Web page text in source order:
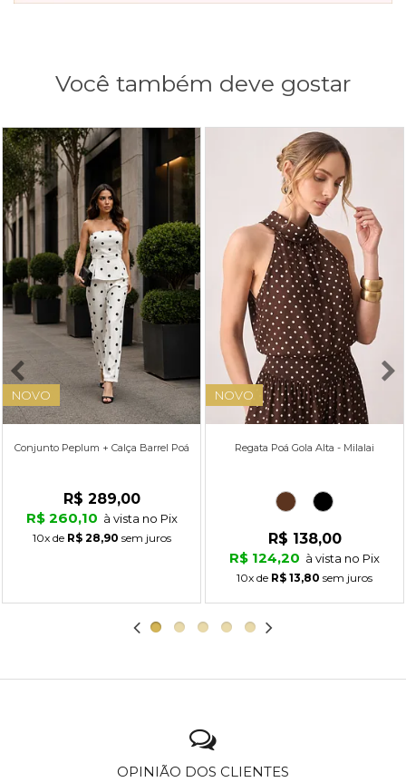
Você também deve gostar
NOVO
Conjunto Peplum + Calça Barrel Poá
R$ 289,00
R$ 260,10 à vista no Pix
10xde R$ 28,90 sem juros
NOVO
Regata Poá Gola Alta - Milalai
R$ 138,00
R$ 124,20 à vista no Pix
10x de R$ 13,80 sem juros
OPINIÃO DOS CLIENTES